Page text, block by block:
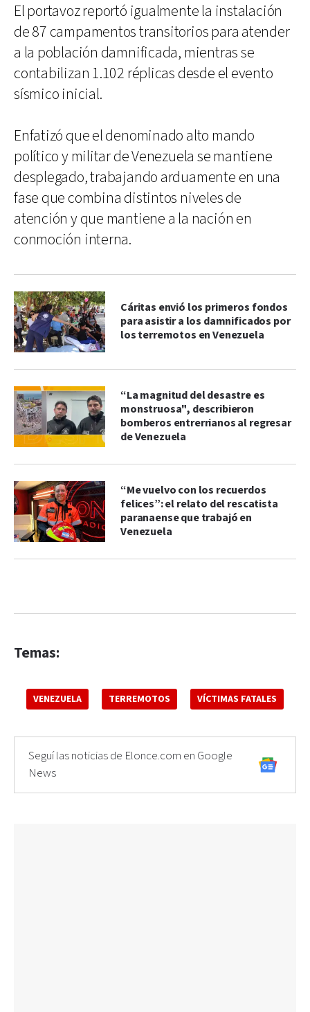
El portavoz reportó igualmente la instalación
de 87 campamentos transitorios para atender
a la población damnificada, mientras se
contabilizan 1.102 réplicas desde el evento
sísmico inicial.
Enfatizó que el denominado alto mando
político y militar de Venezuela se mantiene
desplegado, trabajando arduamente en una
fase que combina distintos niveles de
atención y que mantiene a la nación en
conmoción interna.
Cáritas envió los primeros fondos
para asistir a los damnificados por
los terremotos en Venezuela
“La magnitud del desastre es
monstruosa", describieron
bomberos entrerrianos al regresar
de Venezuela
“Me vuelvo con los recuerdos
felices”: el relato del rescatista
paranaense que trabajó en
Venezuela
Temas:
VENEZUELA TERREMOTOS VÍCTIMAS FATALES
Seguí las noticias de Elonce.com en Google
News